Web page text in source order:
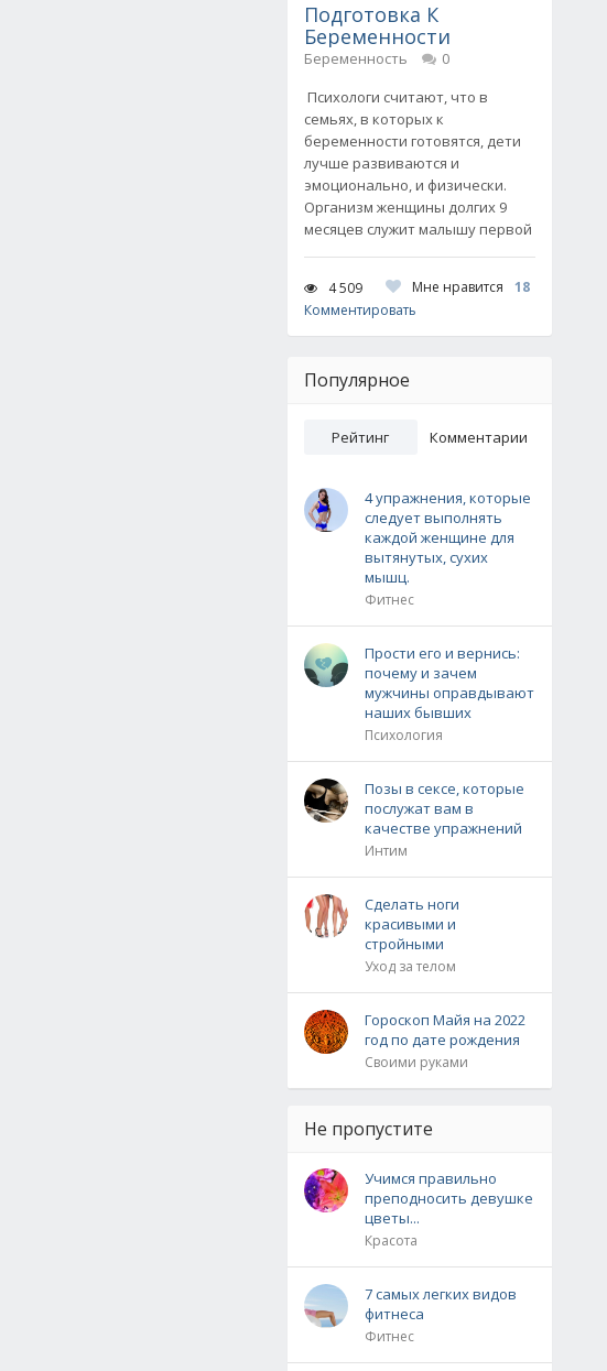
Подготовка К
Беременности
Беременность
0
Психологи считают, что в
семьях, в которых к
беременности готовятся, дети
лучше развиваются и
эмоционально, и физически.
Организм женщины долгих 9
месяцев служит малышу первой
4 509 Мне нравится
18
Комментировать
Популярное
Рейтинг Комментарии
4 упражнения, которые
следует выполнять
каждой женщине для
вытянутых, сухих
мышц.
Фитнес
Прости его и вернись:
почему и зачем
мужчины оправдывают
наших бывших
Психология
Позы в сексе, которые
послужат вам в
качестве упражнений
Интим
Сделать ноги
красивыми и
стройными
Уход за телом
Гороскоп Майя на 2022
год по дате рождения
Своими руками
Не пропустите
Учимся правильно
преподносить девушке
цветы...
Красота
7 самых легких видов
фитнеса
Фитнес